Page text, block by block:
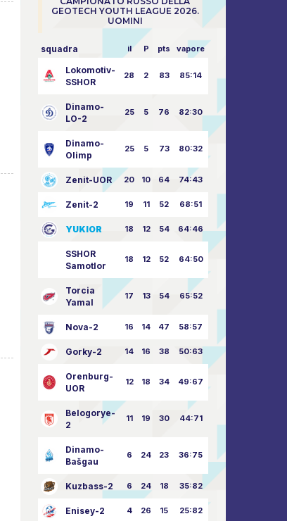
GEOTECH YOUTH LEAGUE 2026.
UOMINI
squadra il P pts vapore
Lokomotiv-
SSHOR
28 2 83 85:14
Dinamo-
LO-2
25 5 76 82:30
Dinamo-
Olimp
25 5 73 80:32
Zenit-UOR 20 10 64 74:43
Zenit-2 19 11 52 68:51
YUKIOR 18 12 54 64:46
SSHOR
Samotlor
18 12 52 64:50
Torcia
Yamal
17 13 54 65:52
Nova-2 16 14 47 58:57
Gorky-2 14 16 38 50:63
Orenburg-
UOR
12 18 34 49:67
Belogorye-
2
11 19 30 44:71
Dinamo-
Bašgau
6 24 23 36:75
Kuzbass-2 6 24 18 35:82
Enisey-2 4 26 15 25:82